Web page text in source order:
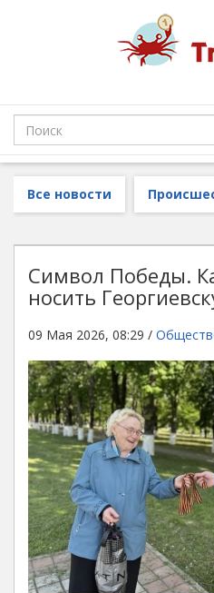
Все новости
Символ Победы.
носить
09 Мая 2026, 08:29 /